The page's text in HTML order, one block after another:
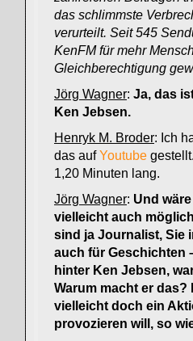
das schlimmste
verurteilt. Seit 545
KenFM für mehr
Gleichberechtigung
Jörg Wagner: Ja, das
Ken Jebsen.
Henryk M. Broder: Ich
das aufYoutube
1,20 Minuten lang.
Jörg Wagner: Und
vielleicht auch
sind ja Journalist, Sie
auch für Geschichten
hinter Ken Jebsen,
Warum macht er das?
vielleicht doch ein
provozieren will, so